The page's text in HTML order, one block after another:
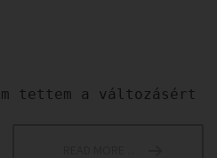
tettem a változásért